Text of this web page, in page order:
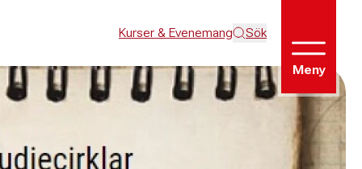
Kurser & Evenemang Sök
Meny